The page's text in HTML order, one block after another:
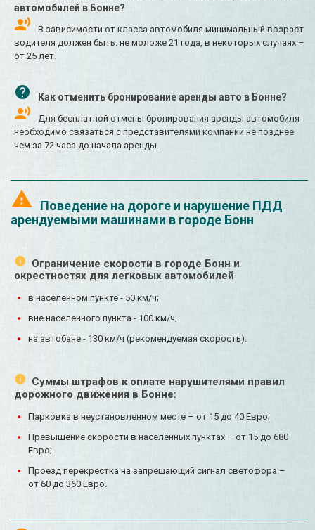
автомобилей в Бонне?
В зависимости от класса автомобиля минимальный возраст
водителя должен быть: не моложе 21 года, в некоторых случаях –
от 25 лет.
Как отменить бронирование аренды авто в Бонне?
Для бесплатной отмены бронирования аренды автомобиля
необходимо связаться с представителями компании не позднее
чем за 72 часа до начала аренды.
Поведение на дороге и нарушение ПДД
арендуемыми машинами в городе Бонн
Ограничение скорости в городе Бонн и
окрестностях для легковых автомобилей
в населенном пункте - 50 км/ч;
вне населенного пункта - 100 км/ч;
на автобане - 130 км/ч (рекомендуемая скорость).
Суммы штрафов к оплате нарушителями правил
дорожного движения в Бонне:
Парковка в неустановленном месте – от 15 до 40 Евро;
Превышение скорости в населённых пунктах – от 15 до 680
Евро;
Проезд перекрестка на запрещающий сигнал светофора –
от 60 до 360 Евро.